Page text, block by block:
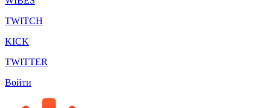
TWITCH
KICK
TWITTER
Войти